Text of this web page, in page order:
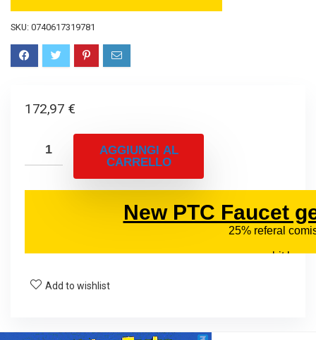
SKU: 0740617319781
172,97 €
AGGIUNGI AL
CARRELLO
Add to wishlist